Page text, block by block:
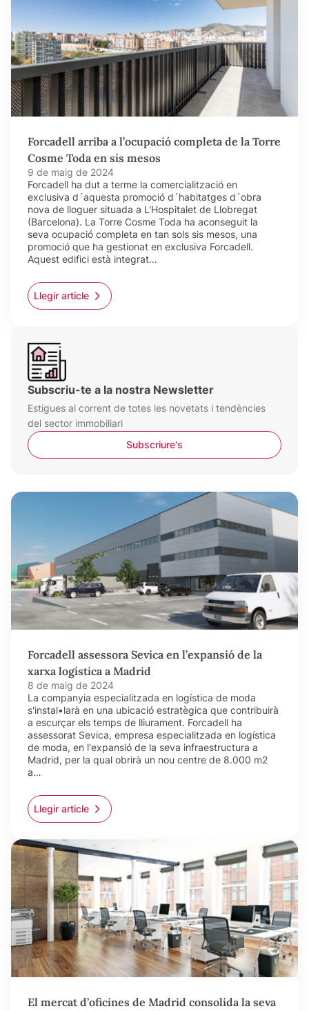
Forcadell arriba a l’ocupació completa de la Torre
Cosme Toda en sis mesos
9 de maig de 2024
Forcadell ha dut a terme la comercialització en
exclusiva d´aquesta promoció d´habitatges d´obra
nova de lloguer situada a L'Hospitalet de Llobregat
(Barcelona). La Torre Cosme Toda ha aconseguit la
seva ocupació completa en tan sols sis mesos, una
promoció que ha gestionat en exclusiva Forcadell.
Aquest edifici està integrat…
Llegir article
Subscriu-te a la nostra Newsletter
Estigues al corrent de totes les novetats i tendències
del sector immobiliari
Subscriure's
Forcadell assessora Sevica en l’expansió de la
xarxa logística a Madrid
8 de maig de 2024
La companyia especialitzada en logística de moda
s'instal•larà en una ubicació estratègica que contribuirà
a escurçar els temps de lliurament. Forcadell ha
assessorat Sevica, empresa especialitzada en logística
de moda, en l'expansió de la seva infraestructura a
Madrid, per la qual obrirà un nou centre de 8.000 m2
a…
Llegir article
El mercat d’oficines de Madrid consolida la seva